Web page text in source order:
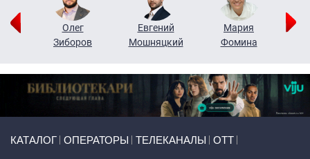
Олег
Зиборов
Евгений
Мошняцкий
Мария
Фомина
КАТАЛОГ ОПЕРАТОРЫ ТЕЛЕКАНАЛЫ ОТТ